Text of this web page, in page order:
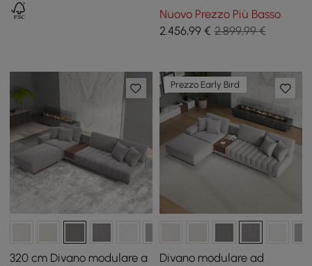
da caffè quadrato
Nuovo Prezzo Più Basso
2.456,99€ 2.899,99 €
320 cm Divano modulare a
Prezzo Early Bird
Divano modulare ad